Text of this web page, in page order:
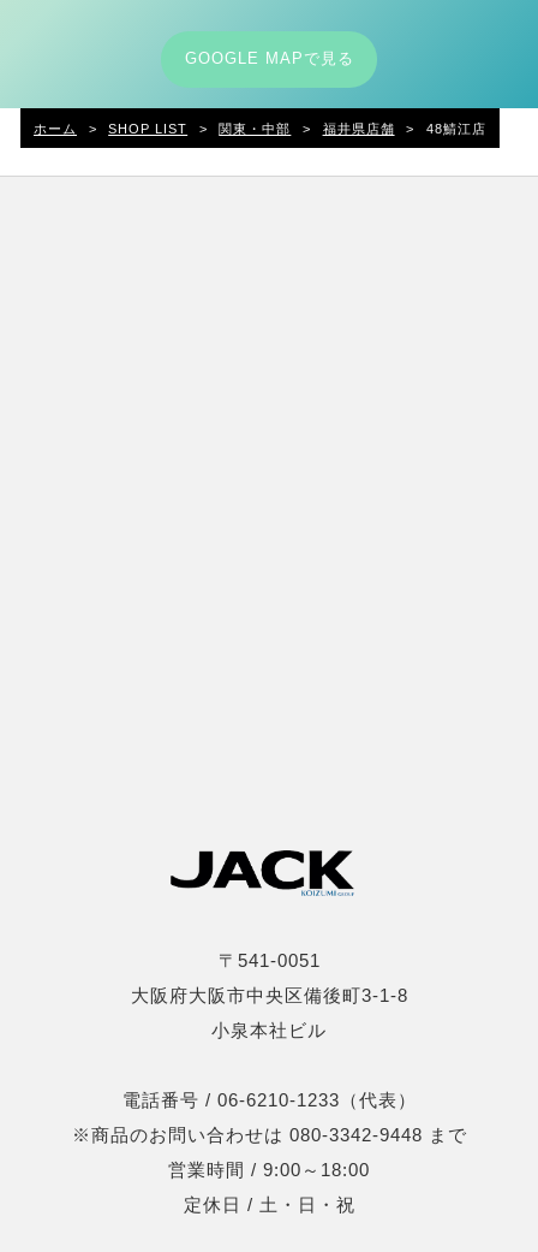
GOOGLE MAPで見る
ホーム > SHOP LIST > 関東・中部 > 福井県店舗 > 48鯖江店
〒541-0051
大阪府大阪市中央区備後町3-1-8
小泉本社ビル
電話番号 / 06-6210-1233（代表）
※商品のお問い合わせは 080-3342-9448 まで
営業時間 / 9:00～18:00
定休日 / 土・日・祝